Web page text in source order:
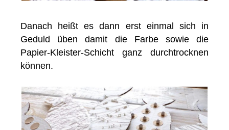
Danach heißt es dann erst einmal sich in
Geduld üben damit die Farbe sowie die
Papier-Kleister-Schicht ganz durchtrocknen
können.